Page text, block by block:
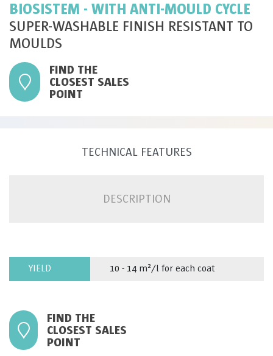
BIOSISTEM - WITH ANTI-MOULD CYCLE
SUPER-WASHABLE FINISH RESISTANT TO
MOULDS
FIND THE
CLOSEST SALES
POINT
TECHNICAL FEATURES
DESCRIPTION
YIELD 10 - 14 m²/l for each coat
FIND THE
CLOSEST SALES
POINT